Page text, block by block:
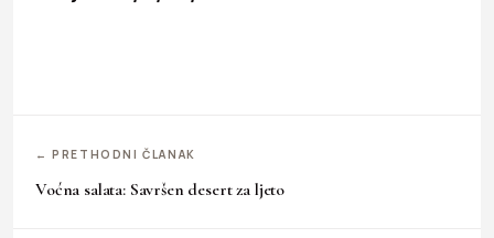
← PRETHODNI ČLANAK
Voćna salata: Savršen desert za ljeto